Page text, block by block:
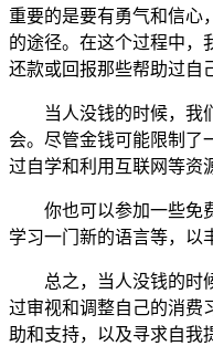
重要的是要有勇气和信心
的途径。在这个过程中，
还款或回报那些帮助过自
当人没钱的时候，我
会。尽管金钱可能限制了
过自学和利用互联网等资
你也可以参加一些免
学习一门新的语言等，以
总之，当人没钱的时
过审视和调整自己的消费
助和支持，以及寻求自我